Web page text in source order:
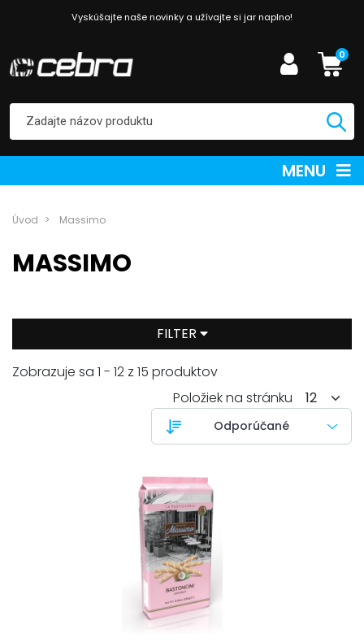
Vyskúšajte naše novinky a užívajte si jar naplno!
0
MENU
Úvod Massimo
MASSIMO
FILTER
Zobrazuje sa 1 - 12 z 15 produktov
Položiek na stránku